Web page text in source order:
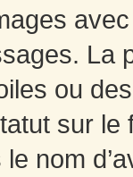
La
ou
sur
nom